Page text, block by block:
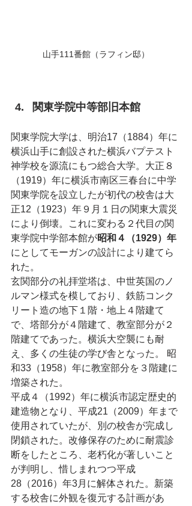
山手111番館（ラフィン邸）
関東学院中等部旧本館
関東学院大学は、明治17（1884）年に
横浜山手に創設された横浜バプテスト
神学校を源流にもつ総合大学。大正８
（1919）年に横浜市南区三春台に中学
関東学院を設立したが初代の校舎は大
正12（1923）年９月１日の関東大震災
により倒壊。これに変わる２代目の関
東学院中学部本館が昭和４（1929）年
にとしてモーガンの設計により建てら
れた。
玄関部分の礼拝堂塔は、中世英国のノ
ルマン様式を模しており、鉄筋コンク
リート造の地下１階・地上４階建て
で、塔部分が４階建て、教室部分が２
階建てであった。横浜大空襲にも耐
え、多くの生徒の学び舎となった。 昭
和33（1958）年に教室部分を３階建に
増築された。
平成４（1992）年に横浜市認定歴史的
建造物となり、平成21（2009）年まで
使用されていたが、別の校舎が完成し
閉鎖された。改修保存のために耐震診
断をしたところ、老朽化が著しいこと
が判明し、惜しまれつつ平成
28（2016）年3月に解体された。新築
する校舎に外観を復元する計画があ